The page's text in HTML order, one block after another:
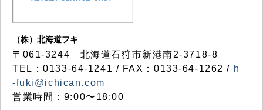
（株）北海道フキ
〒061-3244 北海道石狩市新港南2-3718-8
TEL：0133-64-1241 / FAX：0133-64-1262 / h
-fuki@ichican.com
営業時間：9:00〜18:00